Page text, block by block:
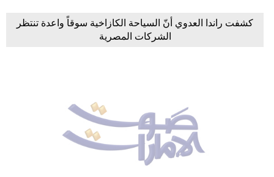
كشفت راندا العدوي أنّ السياحة الكازاخية سوقاً واعدة تنتظر
الشركات المصرية